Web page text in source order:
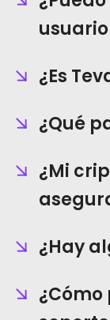
¿Es
¿Qué
¿Mi
¿Hay